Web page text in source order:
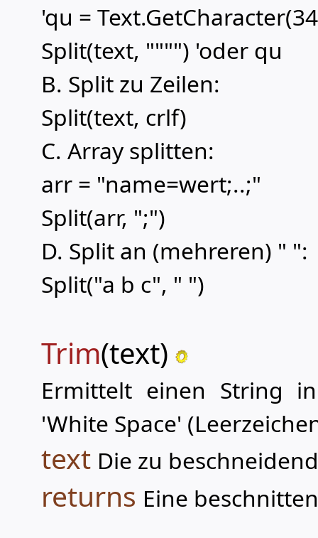
'qu =
Split(text, """") 'oder qu
B. Split zu Zeilen:
Split(text, crlf)
C. Array splitten:
arr = "name=wert;..;"
Split(arr, ";")
D. Split an (mehreren) " ":
Split("a b c", " ")
Trim(text)
Ermittelt einen String
'White Space'
text Die zu
returns Eine